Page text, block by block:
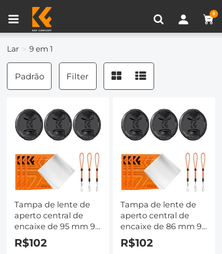
0
Lar 9 em 1
Padrão Filter
Tampa de lente de
aperto central de
encaixe de 95 mm 9
em 1 com correia
antiperda compatível
R$102
Tampa de lente de
aperto central de
encaixe de 86 mm 9
em 1 com correia
antiperda compatível
R$102